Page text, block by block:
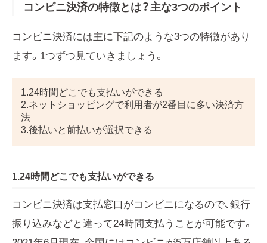
コンビニ決済の特徴とは？主な3つのポイント
コンビニ決済には主に下記のような3つの特徴があり
ます。1つずつ見ていきましょう。
1.24時間どこでも支払いができる
2.ネットショッピングで利用者が2番目に多い決済方
法
3.後払いと前払いが選択できる
1.24時間どこでも支払いができる
コンビニ決済は支払窓口がコンビニになるので、銀行
振り込みなどと違って24時間支払うことが可能です。